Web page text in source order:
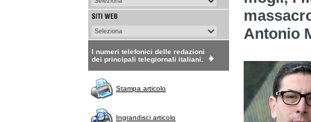
I numeri telefonici delle redazioni
dei principali telegiornali italiani.
Stampa articolo
Ingrandisci articolo
Antonio